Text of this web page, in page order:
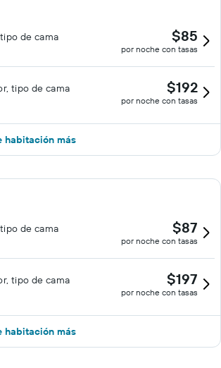
de cama
$85
por noche con tasas
tipo de cama
$192
por noche con tasas
habitación más
de cama
$87
por noche con tasas
tipo de cama
$197
por noche con tasas
habitación más